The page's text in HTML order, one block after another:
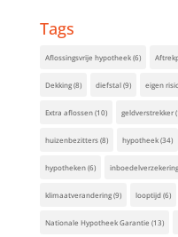
Tags
Aflossingsvrije hypotheek(6)
Dekking(8) diefstal(9) eigen
Extra aflossen(10) geldverstrekker
huizenbezitters(8) hypotheek(34)
hypotheken(6) inboedelverzekering
klimaatverandering(9) looptijd(6)
Nationale Hypotheek Garantie (13)